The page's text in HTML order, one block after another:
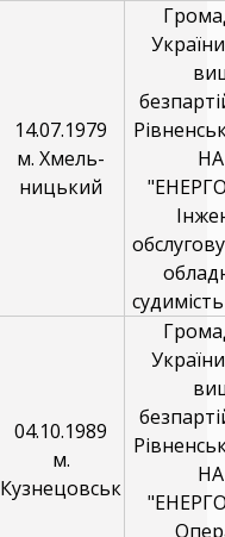
14.07.1979
м. Хмель-
ницький
04.10.1989
м.
Кузнецовськ